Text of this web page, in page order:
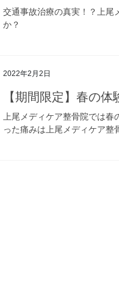
交通事故治療の真実！？上尾
か？
2022年2月2日
【期間限定】春の
上尾メディケア整骨院では
った痛みは上尾メディケア整